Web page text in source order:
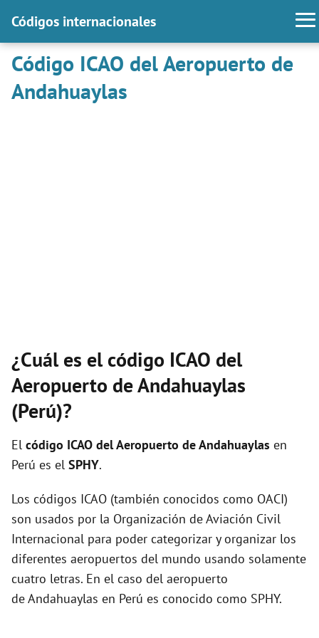
Códigos internacionales
Código ICAO del Aeropuerto de
Andahuaylas
¿Cuál es el código ICAO del
Aeropuerto de Andahuaylas
(Perú)?
El código ICAO delAeropuerto de Andahuaylas en
Perú es el SPHY.
Los códigos ICAO (también conocidos como OACI)
son usados por la Organización de Aviación Civil
Internacional para poder categorizar y organizar los
diferentes aeropuertos del mundo usando solamente
cuatro letras. En el caso del aeropuerto
de Andahuaylas en Perú es conocido como SPHY.